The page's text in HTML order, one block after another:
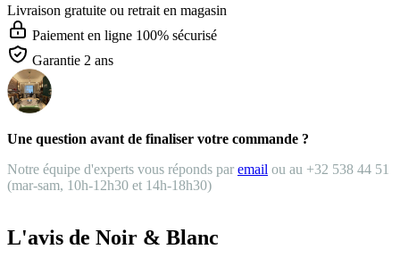
Livraison gratuite ou retrait en magasin
Paiement en ligne 100% sécurisé
Garantie 2 ans
Une question avant de finaliser votre commande ?
Notre équipe d'experts vous réponds par email ou au +32 538 44 51
(mar-sam, 10h-12h30 et 14h-18h30)
L'avis de Noir & Blanc